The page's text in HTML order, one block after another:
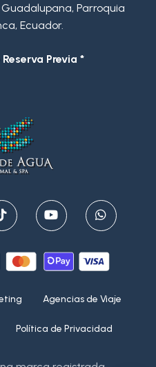
Parroquia
Ecuador.
Previa *
Agencias de Viaje
Política de Privacidad